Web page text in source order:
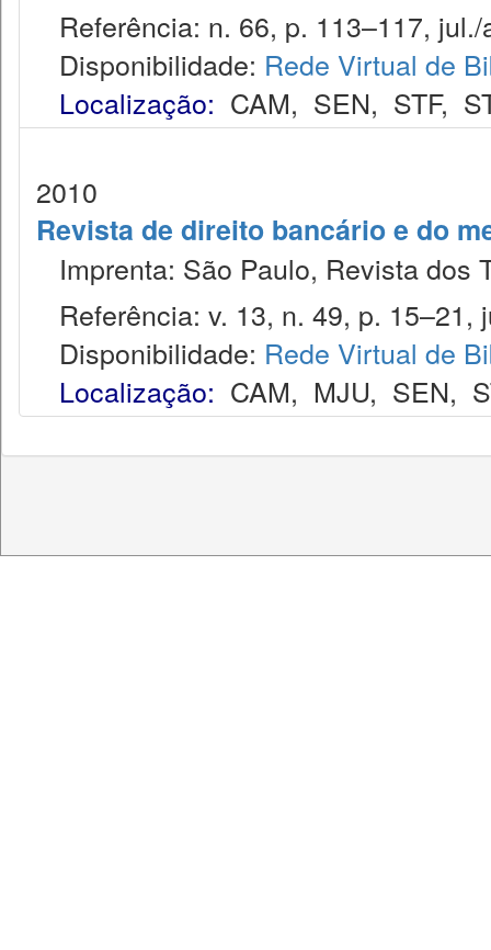
Referência: n. 66, p. 113–117,
Disponibilidade: Rede Virtual de
Localização: CAM, SEN, STF,
2010
Revista de direito bancário e do
Imprenta: São Paulo, Revista dos
Referência: v. 13, n. 49, p. 15–21,
Disponibilidade: Rede Virtual de
Localização: CAM, MJU, SEN,